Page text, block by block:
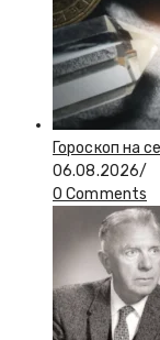
Гороскоп на
06.08.2026/
0 Comments